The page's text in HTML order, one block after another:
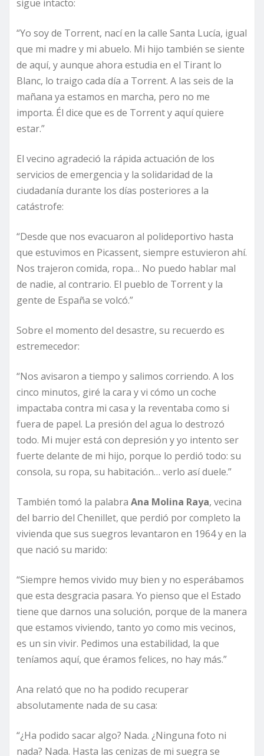
sigue intacto:
“Yo soy de Torrent, nací en la calle Santa Lucía, igual
que mi madre y mi abuelo. Mi hijo también se siente
de aquí, y aunque ahora estudia en el Tirant lo
Blanc, lo traigo cada día a Torrent. A las seis de la
mañana ya estamos en marcha, pero no me
importa. Él dice que es de Torrent y aquí quiere
estar.”
El vecino agradeció la rápida actuación de los
servicios de emergencia y la solidaridad de la
ciudadanía durante los días posteriores a la
catástrofe:
“Desde que nos evacuaron al polideportivo hasta
que estuvimos en Picassent, siempre estuvieron ahí.
Nos trajeron comida, ropa… No puedo hablar mal
de nadie, al contrario. El pueblo de Torrent y la
gente de España se volcó.”
Sobre el momento del desastre, su recuerdo es
estremecedor:
“Nos avisaron a tiempo y salimos corriendo. A los
cinco minutos, giré la cara y vi cómo un coche
impactaba contra mi casa y la reventaba como si
fuera de papel. La presión del agua lo destrozó
todo. Mi mujer está con depresión y yo intento ser
fuerte delante de mi hijo, porque lo perdió todo: su
consola, su ropa, su habitación… verlo así duele.”
También tomó la palabra Ana Molina Raya, vecina
del barrio del Chenillet, que perdió por completo la
vivienda que sus suegros levantaron en 1964 y en la
que nació su marido:
“Siempre hemos vivido muy bien y no esperábamos
que esta desgracia pasara. Yo pienso que el Estado
tiene que darnos una solución, porque de la manera
que estamos viviendo, tanto yo como mis vecinos,
es un sin vivir. Pedimos una estabilidad, la que
teníamos aquí, que éramos felices, no hay más.”
Ana relató que no ha podido recuperar
absolutamente nada de su casa:
“¿Ha podido sacar algo? Nada. ¿Ninguna foto ni
nada? Nada. Hasta las cenizas de mi suegra se